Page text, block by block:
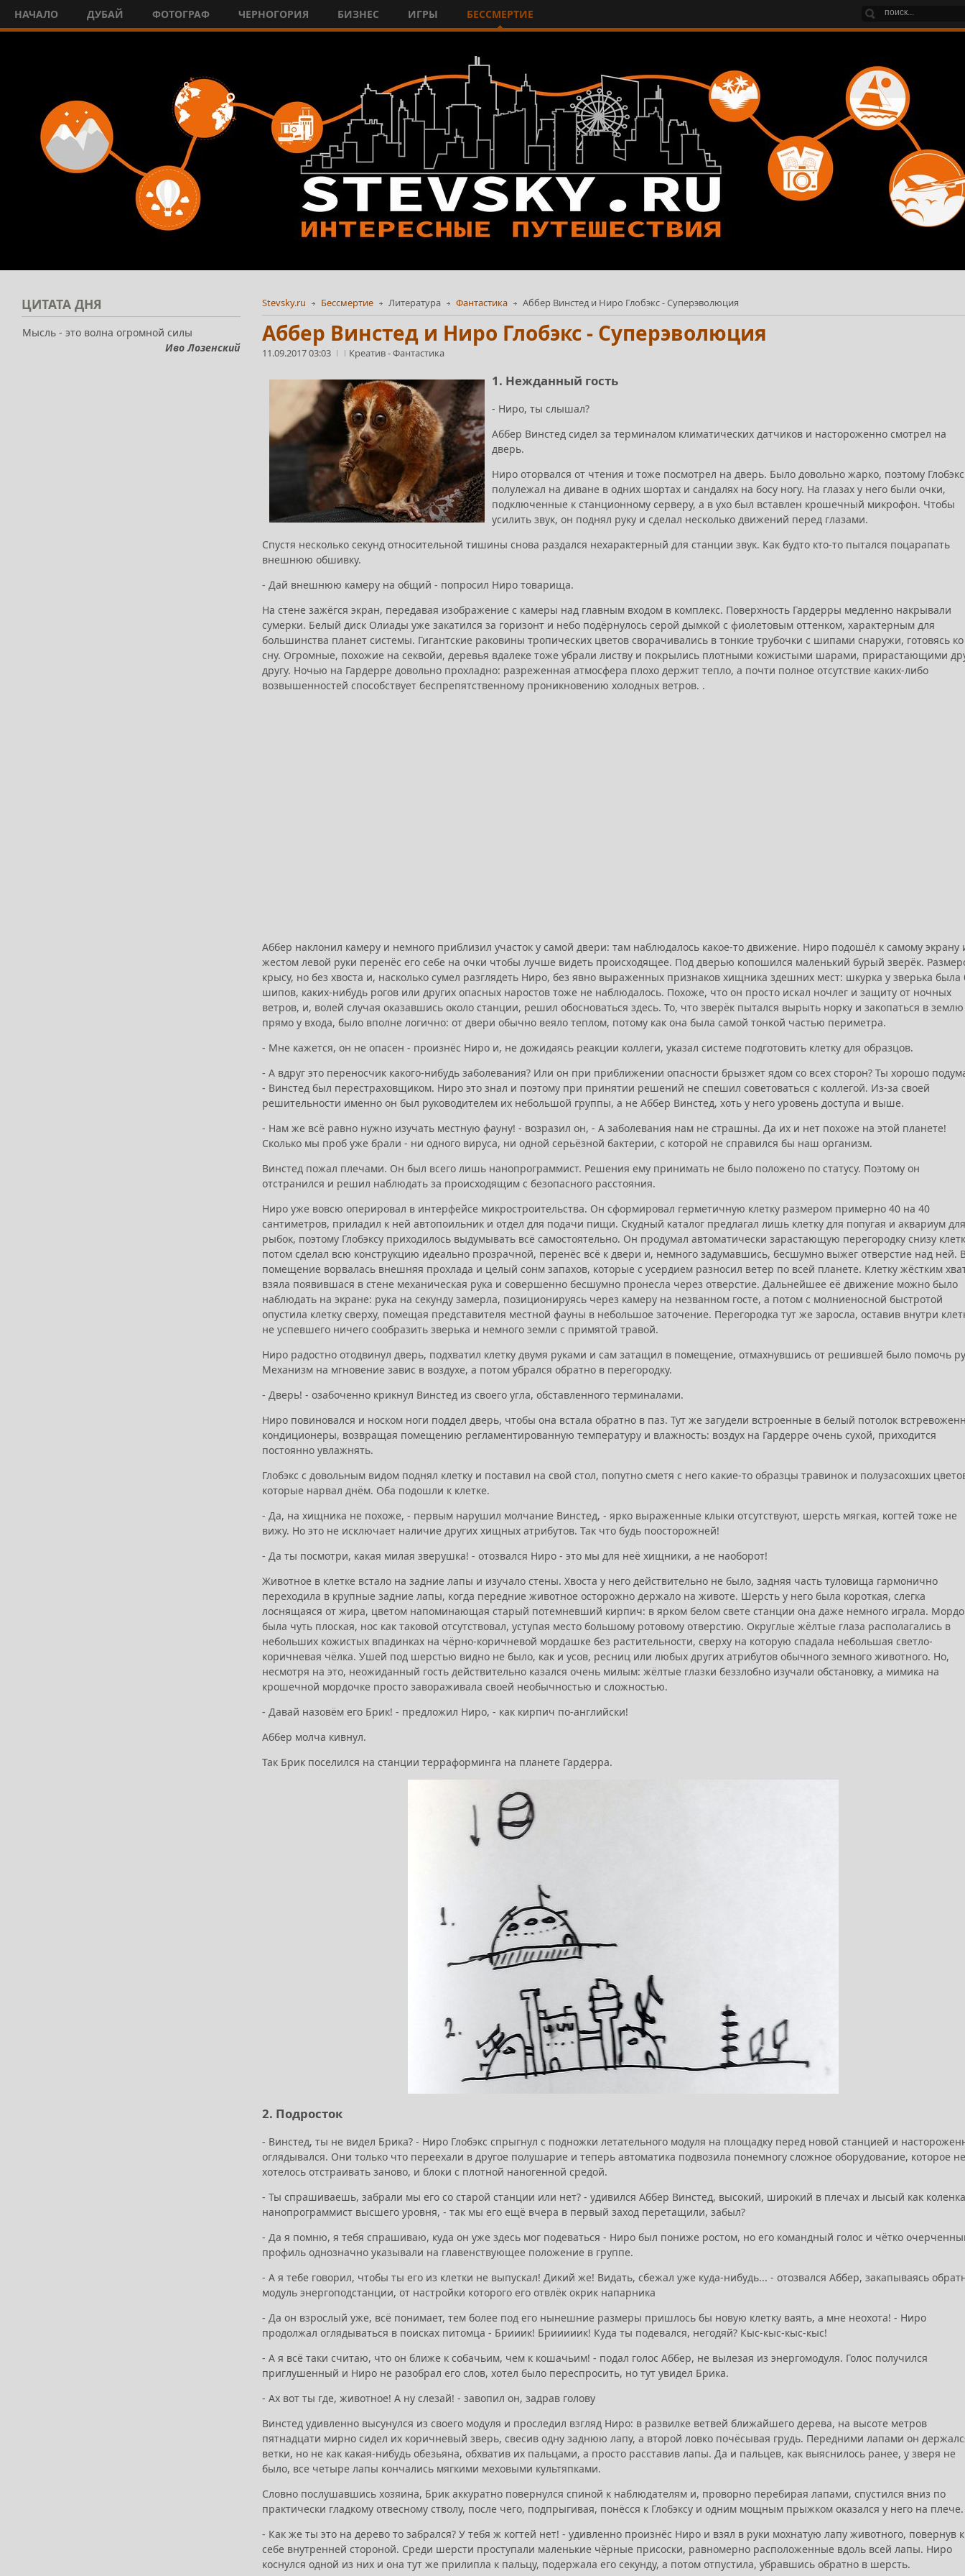
НАЧАЛО ДУБАЙ ФОТОГРАФ ЧЕРНОГОРИЯ БИЗНЕС ИГРЫ БЕССМЕРТИЕ
Stevsky.ru Бессмертие Литература Фантастика Аббер Винстед и Ниро Глобэкс - Суперэволюция
Аббер Винстед и Ниро Глобэкс - Суперэволюция
11.09.2017 03:03 Креатив-Фантастика
1. Нежданный гость
- Ниро, ты слышал?
Аббер Винстед сидел за терминалом климатических датчиков и настороженно смотрел на
дверь.
Ниро оторвался от чтения и тоже посмотрел на дверь. Было довольно жарко, поэтому Глобэкс
полулежал на диване в одних шортах и сандалях на босу ногу. На глазах у него были очки,
подключенные к станционному серверу, а в ухо был вставлен крошечный микрофон. Чтобы
усилить звук, он поднял руку и сделал несколько движений перед глазами.
Спустя несколько секунд относительной тишины снова раздался нехарактерный для станции звук. Как будто кто-то пытался поцарапать
внешнюю обшивку.
- Дай внешнюю камеру на общий - попросил Ниро товарища.
На стене зажёгся экран, передавая изображение с камеры над главным входом в комплекс. Поверхность Гардерры медленно накрывали
сумерки. Белый диск Олиады уже закатился за горизонт и небо подёрнулось серой дымкой с фиолетовым оттенком, характерным для
большинства планет системы. Гигантские раковины тропических цветов сворачивались в тонкие трубочки с шипами снаружи, готовясь ко
сну. Огромные, похожие на секвойи, деревья вдалеке тоже убрали листву и покрылись плотными кожистыми шарами, прирастающими
другу. Ночью на Гардерре довольно прохладно: разреженная атмосфера плохо держит тепло, а почти полное отсутствие каких-либо
возвышенностей способствует беспрепятственному проникновению холодных ветров. .
Аббер наклонил камеру и немного приблизил участок у самой двери: там наблюдалось какое-то движение. Ниро подошёл к самому экрану
жестом левой руки перенёс его себе на очки чтобы лучше видеть происходящее. Под дверью копошился маленький бурый зверёк.
крысу, но без хвоста и, насколько сумел разглядеть Ниро, без явно выраженных признаков хищника здешних мест: шкурка у зверька была
шипов, каких-нибудь рогов или других опасных наростов тоже не наблюдалось. Похоже, что он просто искал ночлег и защиту от ночных
ветров, и, волей случая оказавшись около станции, решил обосноваться здесь. То, что зверёк пытался вырыть норку и закопаться в землю
прямо у входа, было вполне логично: от двери обычно веяло теплом, потому как она была самой тонкой частью периметра.
- Мне кажется, он не опасен - произнёс Ниро и, не дожидаясь реакции коллеги, указал системе подготовить клетку для образцов.
- А вдруг это переносчик какого-нибудь заболевания? Или он при приближении опасности брызжет ядом со всех сторон? Ты хорошо
- Винстед был перестраховщиком. Ниро это знал и поэтому при принятии решений не спешил советоваться с коллегой. Из-за своей
решительности именно он был руководителем их небольшой группы, а не Аббер Винстед, хоть у него уровень доступа и выше.
- Нам же всё равно нужно изучать местную фауну! - возразил он, - А заболевания нам не страшны. Да их и нет похоже на этой планете!
Сколько мы проб уже брали - ни одного вируса, ни одной серьёзной бактерии, с которой не справился бы наш организм.
Винстед пожал плечами. Он был всего лишь нанопрограммист. Решения ему принимать не было положено по статусу. Поэтому он
отстранился и решил наблюдать за происходящим с безопасного расстояния.
Ниро уже вовсю оперировал в интерфейсе микростроительства. Он сформировал герметичную клетку размером примерно 40 на 40
сантиметров, приладил к ней автопоильник и отдел для подачи пищи. Скудный каталог предлагал лишь клетку для попугая и аквариум для
рыбок, поэтому Глобэксу приходилось выдумывать всё самостоятельно. Он продумал автоматически зарастающую перегородку снизу
потом сделал всю конструкцию идеально прозрачной, перенёс всё к двери и, немного задумавшись, бесшумно выжег отверстие над ней.
помещение ворвалась внешняя прохлада и целый сонм запахов, которые с усердием разносил ветер по всей планете. Клетку жёстким
взяла появившася в стене механическая рука и совершенно бесшумно пронесла через отверстие. Дальнейшее её движение можно было
наблюдать на экране: рука на секунду замерла, позиционируясь через камеру на незванном госте, а потом с молниеносной быстротой
опустила клетку сверху, помещая представителя местной фауны в небольшое заточение. Перегородка тут же заросла, оставив внутри
не успевшего ничего сообразить зверька и немного земли с примятой травой.
Ниро радостно отодвинул дверь, подхватил клетку двумя руками и сам затащил в помещение, отмахнувшись от решившей было помочь
Механизм на мгновение завис в воздухе, а потом убрался обратно в перегородку.
- Дверь! - озабоченно крикнул Винстед из своего угла, обставленного терминалами.
Ниро повиновался и носком ноги поддел дверь, чтобы она встала обратно в паз. Тут же загудели встроенные в белый потолок
кондиционеры, возвращая помещению регламентированную температуру и влажность: воздух на Гардерре очень сухой, приходится
постоянно увлажнять.
Глобэкс с довольным видом поднял клетку и поставил на свой стол, попутно сметя с него какие-то образцы травинок и полузасохших
которые нарвал днём. Оба подошли к клетке.
- Да, на хищника не похоже, - первым нарушил молчание Винстед, - ярко выраженные клыки отсутствуют, шерсть мягкая, когтей тоже не
вижу. Но это не исключает наличие других хищных атрибутов. Так что будь поосторожней!
- Да ты посмотри, какая милая зверушка! - отозвался Ниро - это мы для неё хищники, а не наоборот!
Животное в клетке встало на задние лапы и изучало стены. Хвоста у него действительно не было, задняя часть туловища гармонично
переходила в крупные задние лапы, когда передние животное осторожно держало на животе. Шерсть у него была короткая, слегка
лоснящаяся от жира, цветом напоминающая старый потемневший кирпич: в ярком белом свете станции она даже немного играла.
была чуть плоская, нос как таковой отсутствовал, уступая место большому ротовому отверстию. Округлые жёлтые глаза располагались в
небольших кожистых впадинках на чёрно-коричневой мордашке без растительности, сверху на которую спадала небольшая светло-
коричневая чёлка. Ушей под шерстью видно не было, как и усов, ресниц или любых других атрибутов обычного земного животного. Но,
несмотря на это, неожиданный гость действительно казался очень милым: жёлтые глазки беззлобно изучали обстановку, а мимика на
крошечной мордочке просто завораживала своей необычностью и сложностью.
- Давай назовём его Брик! - предложил Ниро, - как кирпич по-английски!
Аббер молча кивнул.
Так Брик поселился на станции терраформинга на планете Гардерра.
2. Подросток
- Винстед, ты не видел Брика? - Ниро Глобэкс спрыгнул с подножки летательного модуля на площадку перед новой станцией и
оглядывался. Они только что переехали в другое полушарие и теперь автоматика подвозила понемногу сложное оборудование, которое не
хотелось отстраивать заново, и блоки с плотной наногенной средой.
- Ты спрашиваешь, забрали мы его со старой станции или нет? - удивился Аббер Винстед, высокий, широкий в плечах и лысый как коленка
нанопрограммист высшего уровня, - так мы его ещё вчера в первый заход перетащили, забыл?
- Да я помню, я тебя спрашиваю, куда он уже здесь мог подеваться - Ниро был пониже ростом, но его командный голос и чётко
профиль однозначно указывали на главенствующее положение в группе.
- А я тебе говорил, чтобы ты его из клетки не выпускал! Дикий же! Видать, сбежал уже куда-нибудь... - отозвался Аббер, закапываясь
модуль энергоподстанции, от настройки которого его отвлёк окрик напарника
- Да он взрослый уже, всё понимает, тем более под его нынешние размеры пришлось бы новую клетку ваять, а мне неохота! - Ниро
продолжал оглядываться в поисках питомца - Брииик! Брииииик! Куда ты подевался, негодяй? Кыс-кыс-кыс-кыс!
- А я всё таки считаю, что он ближе к собачьим, чем к кошачьим! - подал голос Аббер, не вылезая из энергомодуля. Голос получился
приглушенный и Ниро не разобрал его слов, хотел было переспросить, но тут увидел Брика.
- Ах вот ты где, животное! А ну слезай! - завопил он, задрав голову
Винстед удивленно высунулся из своего модуля и проследил взгляд Ниро: в развилке ветвей ближайшего дерева, на высоте метров
пятнадцати мирно сидел их коричневый зверь, свесив одну заднюю лапу, а второй ловко почёсывая грудь. Передними лапами он
ветки, но не как какая-нибудь обезьяна, обхватив их пальцами, а просто расставив лапы. Да и пальцев, как выяснилось ранее, у зверя не
было, все четыре лапы кончались мягкими меховыми культяпками.
Словно послушавшись хозяина, Брик аккуратно повернулся спиной к наблюдателям и, проворно перебирая лапами, спустился вниз по
практически гладкому отвесному стволу, после чего, подпрыгивая, понёсся к Глобэксу и одним мощным прыжком оказался у него на плече.
- Как же ты это на дерево то забрался? У тебя ж когтей нет! - удивленно произнёс Ниро и взял в руки мохнатую лапу животного, повернув к
себе внутренней стороной. Среди шерсти проступали маленькие чёрные присоски, равномерно расположенные вдоль всей лапы. Ниро
коснулся одной из них и она тут же прилипла к пальцу, подержала его секунду, а потом отпустила, убравшись обратно в шерсть.
ЦИТАТА ДНЯ
Мысль - это волна огромной силы
Иво Лозенский